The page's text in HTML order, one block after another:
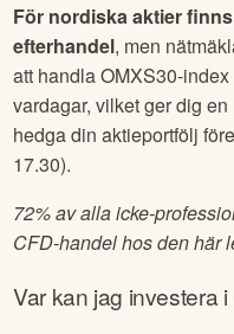
För nordiska aktier
efterhandel, men
att handla OMXS30-
vardagar, vilket ger dig
hedga din aktieportfölj
17.30).
72% av alla icke-
CFD-handel hos den här
Var kan jag investera i